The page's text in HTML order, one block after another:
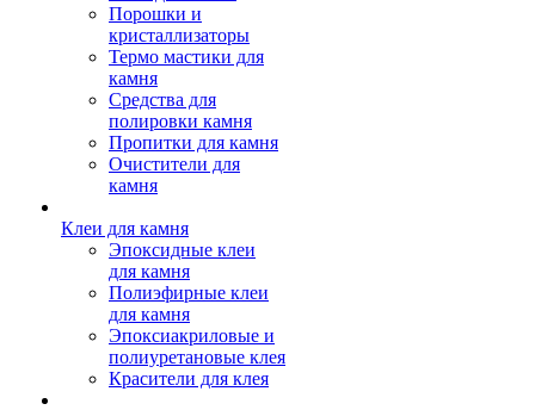
Порошки и
кристаллизаторы
Термо мастики для
камня
Средства для
полировки камня
Пропитки для камня
Очистители для
камня
Клеи для камня
Эпоксидные клеи
для камня
Полиэфирные клеи
для камня
Эпоксиакриловые и
полиуретановые клея
Красители для клея